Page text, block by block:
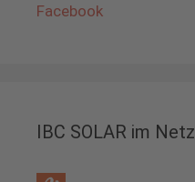
Facebook
IBC SOLAR im Netz